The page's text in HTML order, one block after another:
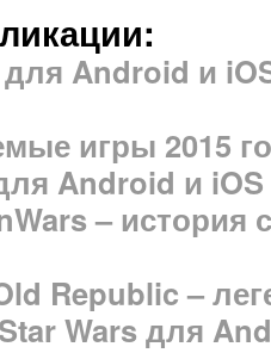
Android и
игры 2015
Android и iOS
– история
Republic –
Wars для